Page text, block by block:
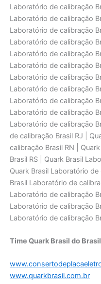
Laboratório de calibraçāo
Laboratório de calibraçāo
Laboratório de calibraçāo
Laboratório de calibraçāo
Laboratório de calibraçāo
Laboratório de calibraçāo
Laboratório de calibraçāo
Laboratório de calibraçāo
Laboratório de calibraçāo
Laboratório de calibraçāo
Laboratório de calibraçāo
de calibraçāo Brasil RJ |
calibraçāo Brasil RN |
Brasil RS | Quark Brasil
Quark Brasil Laboratório
Brasil Laboratório de
Laboratório de calibraçāo
Laboratório de calibraçāo
Laboratório de calibraçāo
Time Quark Brasil do Brasil
www.quarkbrasil.com.br